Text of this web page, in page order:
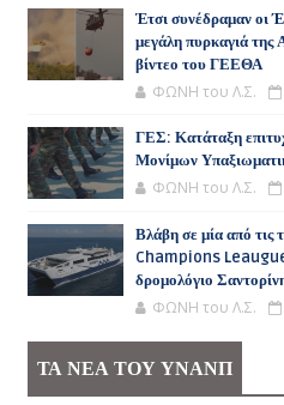
Έτσι συνέδραμαν οι
μεγάλη πυρκαγιά της
βίντεο του ΓΕΕΘΑ
ΦΩΝΗ του Λ.Σ.
ΓΕΣ: Κατάταξη
Μονίμων
ΦΩΝΗ του Λ.Σ.
Βλάβη σε μία από τις
Champions
δρομολόγιο
ΦΩΝΗ του Λ.Σ.
ΤΑ ΝΕΑ ΤΟΥ ΥΝΑΝΠ